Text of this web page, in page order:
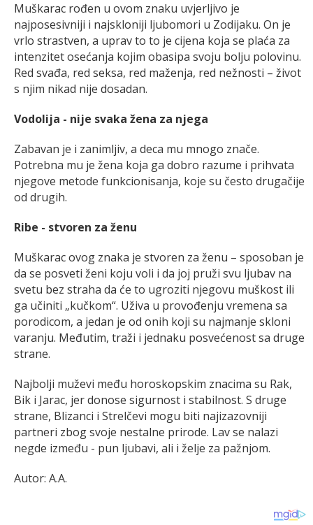
Muškarac rođen u ovom znaku uvjerljivo je
najposesivniji i najskloniji ljubomori u Zodijaku. On je
vrlo strastven, a uprav to to je cijena koja se plaća za
intenzitet osećanja kojim obasipa svoju bolju polovinu.
Red svađa, red seksa, red maženja, red nežnosti – život
s njim nikad nije dosadan.
Vodolija - nije svaka žena za njega
Zabavan je i zanimljiv, a deca mu mnogo znače.
Potrebna mu je žena koja ga dobro razume i prihvata
njegove metode funkcionisanja, koje su često drugačije
od drugih.
Ribe - stvoren za ženu
Muškarac ovog znaka je stvoren za ženu – sposoban je
da se posveti ženi koju voli i da joj pruži svu ljubav na
svetu bez straha da će to ugroziti njegovu muškost ili
ga učiniti „kučkom“. Uživa u provođenju vremena sa
porodicom, a jedan je od onih koji su najmanje skloni
varanju. Međutim, traži i jednaku posvećenost sa druge
strane.
Najbolji muževi među horoskopskim znacima su Rak,
Bik i Jarac, jer donose sigurnost i stabilnost. S druge
strane, Blizanci i Strelčevi mogu biti najizazovniji
partneri zbog svoje nestalne prirode. Lav se nalazi
negde između - pun ljubavi, ali i želje za pažnjom.
Autor: A.A.